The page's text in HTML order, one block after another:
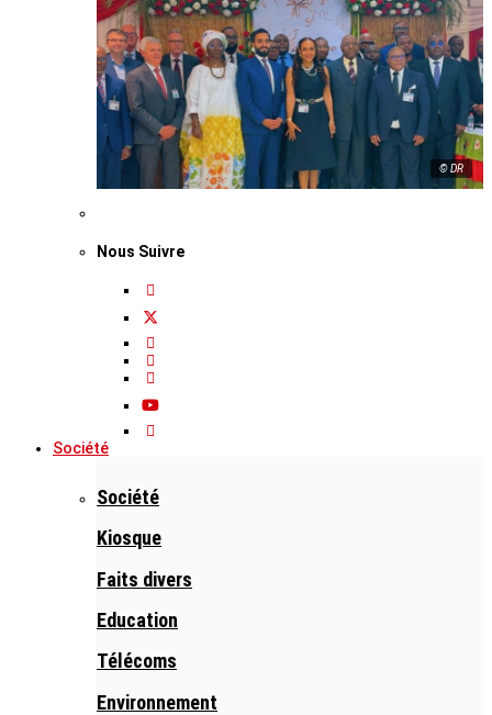
© DR
Nous Suivre
Société
Société
Kiosque
Faits divers
Education
Télécoms
Environnement